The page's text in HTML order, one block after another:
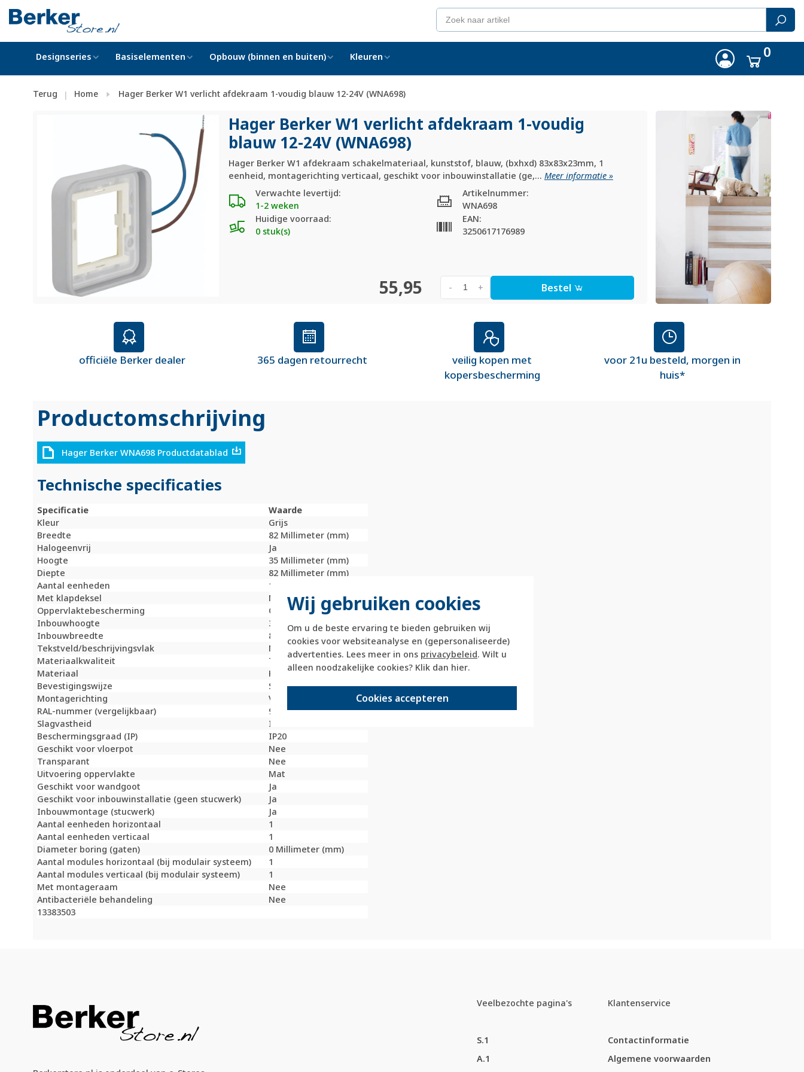
Wij gebruiken cookies
Om u de beste ervaring te bieden gebruiken wij
cookies voor websiteanalyse en (gepersonaliseerde)
advertenties. Lees meer in ons privacybeleid. Wilt u
alleen noodzakelijke cookies? Klik dan hier.
Cookies accepteren
Designseries Basiselementen Opbouw (binnen en buiten) Kleuren 0
Terug | Home Hager Berker W1 verlicht afdekraam 1-voudig blauw 12-24V (WNA698)
Hager Berker W1 verlicht afdekraam 1-voudig
blauw 12-24V (WNA698)
Hager Berker W1 afdekraam schakelmateriaal, kunststof, blauw, (bxhxd) 83x83x23mm, 1
eenheid, montagerichting verticaal, geschikt voor inbouwinstallatie (ge,... Meer informatie »
Verwachte levertijd:
1-2 weken
Huidige voorraad:
0 stuk(s)
Artikelnummer:
WNA698
EAN:
3250617176989
55,95 +
- Bestel
officiële Berker dealer 365 dagen retourrecht
veilig kopen met
kopersbescherming
voor 21u besteld, morgen in
huis*
Productomschrijving
Hager Berker WNA698 Productdatablad
Technische specificaties
Specificatie
Waarde
Kleur
Grijs
Breedte
82 Millimeter (mm)
Halogeenvrij
Ja
Hoogte
35 Millimeter (mm)
Diepte
82 Millimeter (mm)
Aantal eenheden
1
Met klapdeksel
Nee
Oppervlaktebescherming
Overig
Inbouwhoogte
35 Millimeter (mm)
Inbouwbreedte
82 Millimeter (mm)
Tekstveld/beschrijvingsvlak
Nee
Materiaalkwaliteit
Thermoplast
Materiaal
Kunststof
Bevestigingswijze
Schroefbevestiging
Montagerichting
Verticaal
RAL-nummer (vergelijkbaar)
9010
Slagvastheid
IK05
Beschermingsgraad (IP)
IP20
Geschikt voor vloerpot
Nee
Transparant
Nee
Uitvoering oppervlakte
Mat
Geschikt voor wandgoot
Ja
Geschikt voor inbouwinstallatie (geen stucwerk)
Ja
Inbouwmontage (stucwerk)
Ja
Aantal eenheden horizontaal
1
Aantal eenheden verticaal
1
Diameter boring (gaten)
0 Millimeter (mm)
Aantal modules horizontaal (bij modulair systeem)
1
Aantal modules verticaal (bij modulair systeem)
1
Met montageraam
Nee
Antibacteriële behandeling
Nee
13383503
Veelbezochte pagina's
S.1
A.1
Klantenservice
Contactinformatie
Algemene voorwaarden